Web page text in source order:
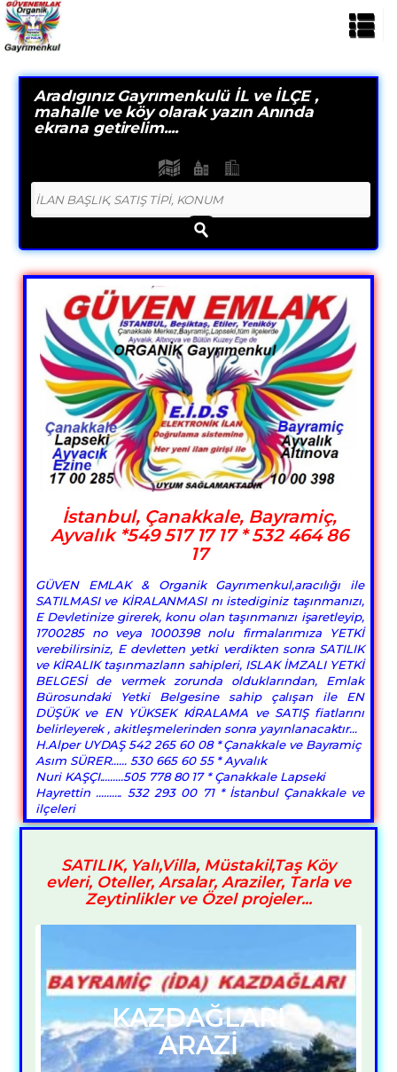
Aradıgınız Gayrımenkulü İL ve İLÇE ,
mahalle ve köy olarak yazın Anında
ekrana getirelim....
İstanbul, Çanakkale, Bayramiç,
Ayvalık *549 517 17 17 * 532 464 86
17
GÜVEN EMLAK & Organik Gayrımenkul,aracılığı ile
SATILMASI ve KİRALANMASI nı istediginiz taşınmanızı,
E Devletinize girerek, konu olan taşınmanızı işaretleyip,
1700285 no veya 1000398 nolu firmalarımıza YETKİ
verebilirsiniz, E devletten yetki verdikten sonra SATILIK
ve KİRALIK taşınmazların sahipleri, ISLAK İMZALI YETKİ
BELGESİ de vermek zorunda olduklarından, Emlak
Bürosundaki Yetki Belgesine sahip çalışan ile EN
DÜŞÜK ve EN YÜKSEK KİRALAMA ve SATIŞ fiatlarını
belirleyerek , akitleşmelerinden sonra yayınlanacaktır...
H.Alper UYDAŞ 542 265 60 08 * Çanakkale ve Bayramiç
Asım SÜRER...... 530 665 60 55 * Ayvalık
Nuri KAŞÇI.........505 778 80 17 * Çanakkale Lapseki
Hayrettin .......... 532 293 00 71 * İstanbul Çanakkale ve
ilçeleri
SATILIK, Yalı,Villa, Müstakil,Taş Köy
evleri, Oteller, Arsalar, Araziler, Tarla ve
Zeytinlikler ve Özel projeler...
KAZDAĞLARI
ARAZİ